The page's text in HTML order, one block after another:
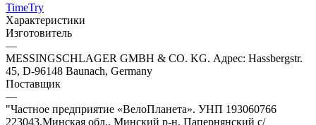
TimeTry
Характеристики
Изготовитель
—
MESSINGSCHLAGER GMBH & CO. KG. Адрес: Hassbergstr.
45, D-96148 Baunach, Germany
Поставщик
—
"Частное предприятие «ВелоПланета». УНП 193060766
223043,Минская обл., Минский р-н, Папернянский с/